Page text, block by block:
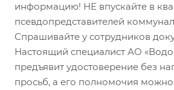
информацию! НЕ впускайте в
псевдопредставителей
Спрашивайте у сотрудников
Настоящий специалист АО
предъявит удостоверение без
просьб, а его полномочия можно